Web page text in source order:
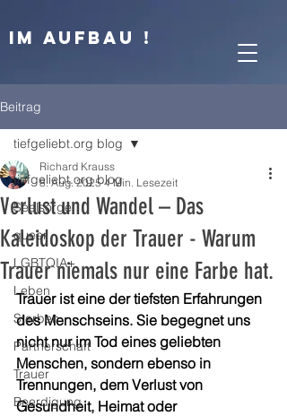
IM AUFBAU !
Beitrag
tiefgeliebt.org blog
Seelsorge
queer
LGBTQIA+
Leben
Sterben
Partnerschaft
Trauer
Beerdigung
tiefgeliebt.org blog
Verlust und Wandel – Das
Kaleidoskop der Trauer - Warum
Trauer niemals nur eine Farbe hat.
Richard Krauss
8. Aug. 2025 4 Min. Lesezeit
Trauer ist eine der tiefsten Erfahrungen
des Menschseins. Sie begegnet uns
nicht nur im Tod eines geliebten
Menschen, sondern ebenso in
Trennungen, dem Verlust von
Gesundheit, Heimat oder